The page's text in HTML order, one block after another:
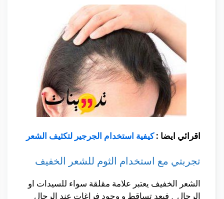
اقرائي ايضا :كيفية استخدام الجرجير لتكثيف الشعر
تجربتي مع استخدام الثوم للشعر الخفيف
الشعر الخفيف يعتبر علامة مقلقة سواء للسيدات او
الرجال . فيعد تساقط و وجود فراغات عند الرجال